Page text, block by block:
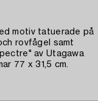
motiv tatuerade på
rovfågel samt
av Utagawa
77 x 31,5 cm.